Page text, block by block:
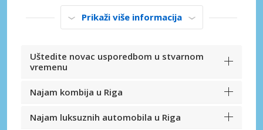
Prikaži više informacija
Uštedite novac usporedbom u stvarnom
vremenu
Najam kombija u Riga
Najam luksuznih automobila u Riga